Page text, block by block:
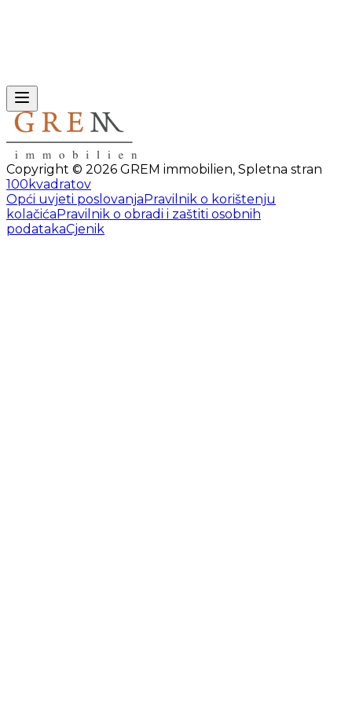
Copyright © 2026 GREM immobilien, Spletna stran
100kvadratov
Opći uvjeti poslovanjaPravilnik o korištenju
kolačićaPravilnik o obradi i zaštiti osobnih
podatakaCjenik